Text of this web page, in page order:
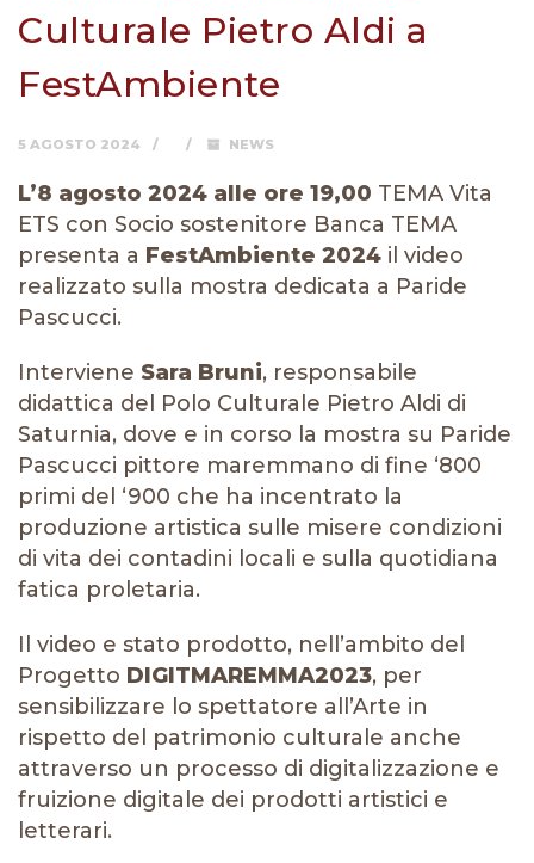
Culturale Pietro Aldi a
FestAmbiente
5 AGOSTO 2024 NEWS
L’8 agosto 2024 alle ore 19,00 TEMA Vita
ETS con Socio sostenitore Banca TEMA
presenta a FestAmbiente 2024 il video
realizzato sulla mostra dedicata a Paride
Pascucci.
Interviene Sara Bruni, responsabile
didattica del Polo Culturale Pietro Aldi di
Saturnia, dove e in corso la mostra su Paride
Pascucci pittore maremmano di fine ‘800
primi del ‘900 che ha incentrato la
produzione artistica sulle misere condizioni
di vita dei contadini locali e sulla quotidiana
fatica proletaria.
Il video e stato prodotto, nell’ambito del
Progetto DIGITMAREMMA2023, per
sensibilizzare lo spettatore all’Arte in
rispetto del patrimonio culturale anche
attraverso un processo di digitalizzazione e
fruizione digitale dei prodotti artistici e
letterari.